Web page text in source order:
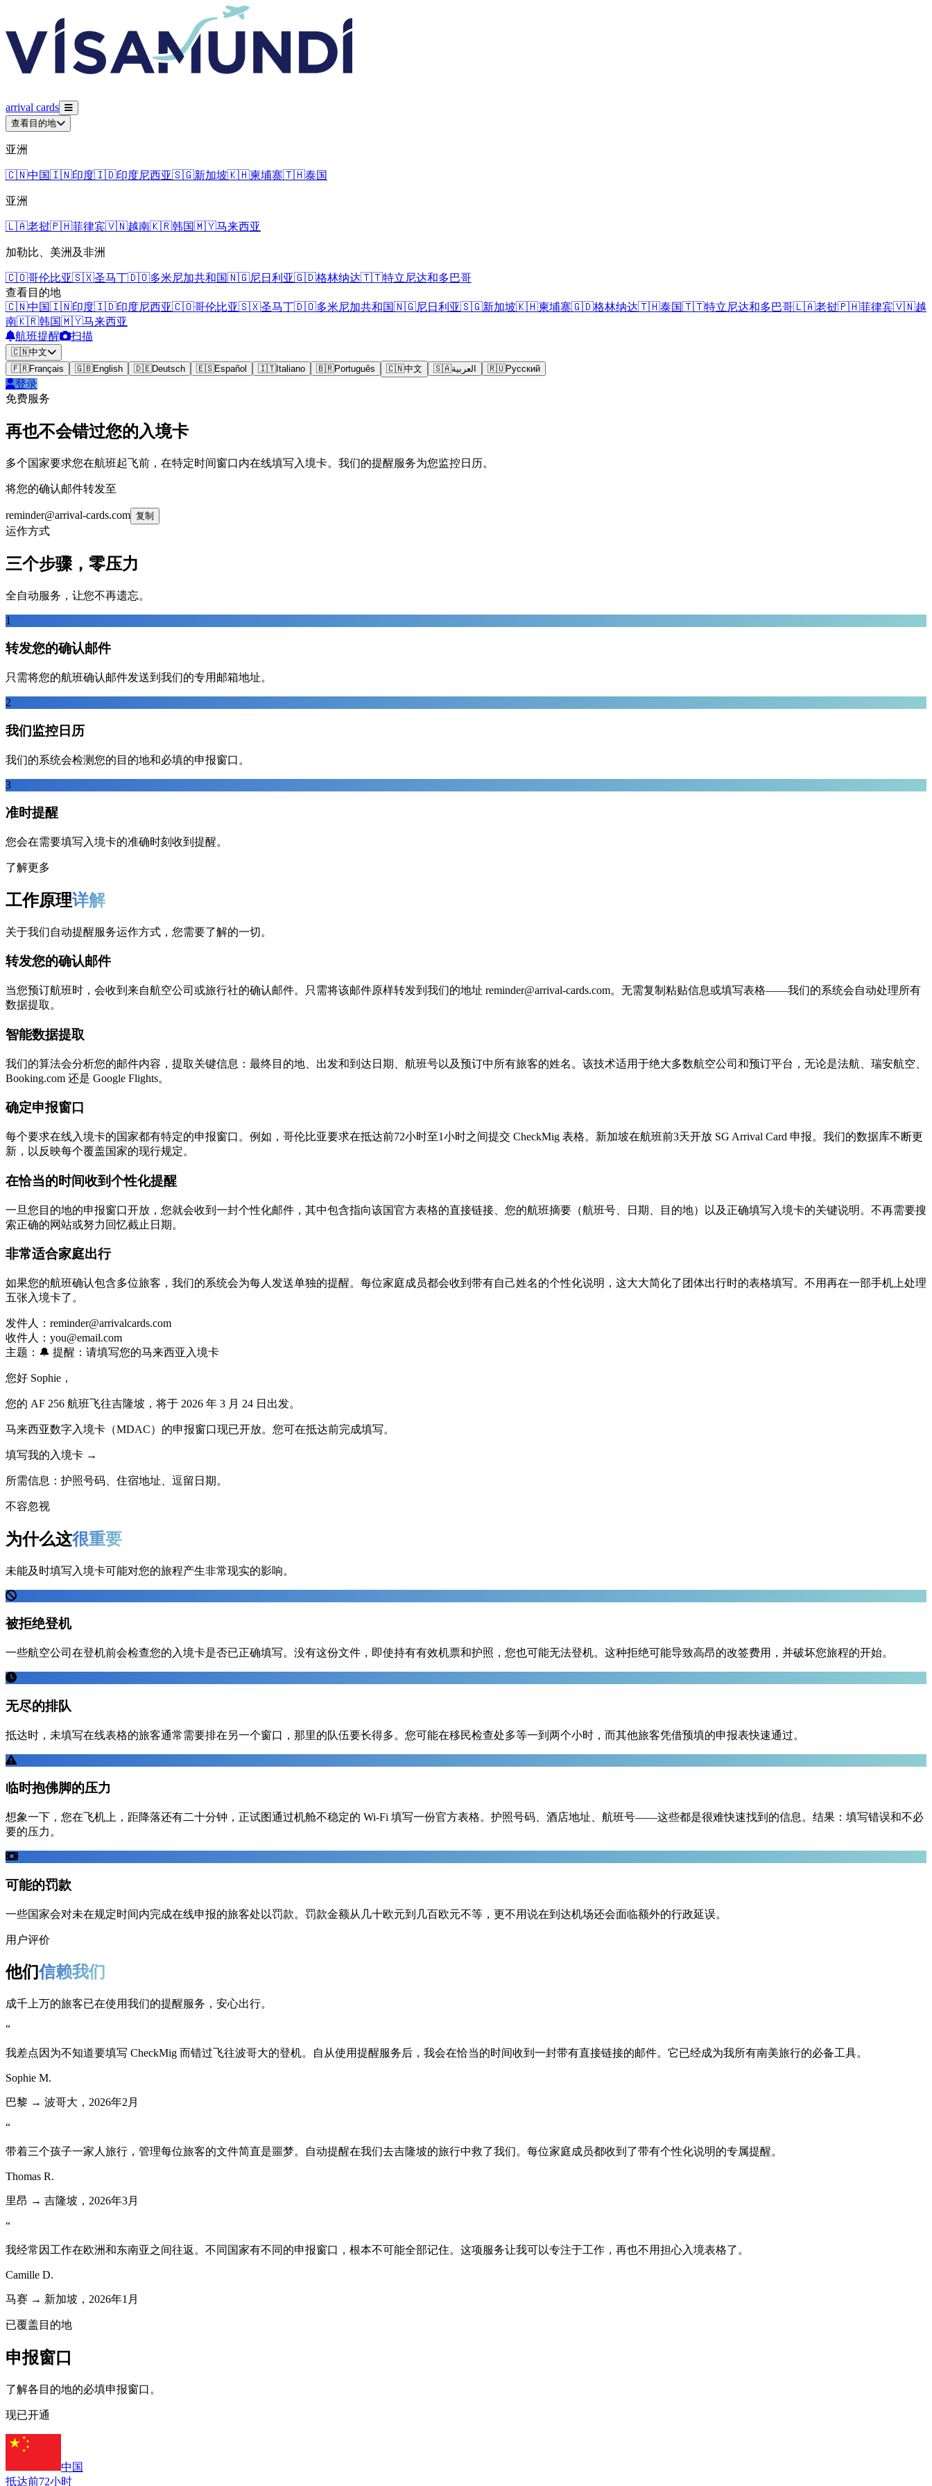
arrival cards
查看目的地
亚洲
🇨🇳中国🇮🇳印度🇮🇩印度尼西亚🇸🇬新加坡🇰🇭柬埔寨🇹🇭泰国
亚洲
🇱🇦老挝🇵🇭菲律宾🇻🇳越南🇰🇷韩国🇲🇾马来西亚
加勒比、美洲及非洲
🇨🇴哥伦比亚🇸🇽圣马丁🇩🇴多米尼加共和国🇳🇬尼日利亚🇬🇩格林纳达🇹🇹特立尼达和多巴哥
查看目的地
🇨🇳中国🇮🇳印度🇮🇩印度尼西亚🇨🇴哥伦比亚🇸🇽圣马丁🇩🇴多米尼加共和国🇳🇬尼日利亚🇸🇬新加坡🇰🇭柬埔寨🇬🇩格林纳达🇹🇭泰国🇹🇹特立尼达和多巴哥🇱🇦老挝🇵🇭菲律宾🇻🇳越
南🇰🇷韩国🇲🇾马来西亚
航班提醒
扫描
🇨🇳中文
🇫🇷Français 🇬🇧English 🇩🇪Deutsch 🇪🇸Español 🇮🇹Italiano 🇧🇷Português 🇨🇳中文 🇸🇦العربية 🇷🇺Русский
登录
免费服务
再也不会错过您的入境卡
多个国家要求您在航班起飞前，在特定时间窗口内在线填写入境卡。我们的提醒服务为您监控日历。
将您的确认邮件转发至
reminder@arrival-cards.com 复制
运作方式
三个步骤，零压力
全自动服务，让您不再遗忘。
1
转发您的确认邮件
只需将您的航班确认邮件发送到我们的专用邮箱地址。
2
我们监控日历
我们的系统会检测您的目的地和必填的申报窗口。
3
准时提醒
您会在需要填写入境卡的准确时刻收到提醒。
了解更多
工作原理详解
关于我们自动提醒服务运作方式，您需要了解的一切。
转发您的确认邮件
当您预订航班时，会收到来自航空公司或旅行社的确认邮件。只需将该邮件原样转发到我们的地址 reminder@arrival-cards.com。无需复制粘贴信息或填写表格——我们的系统会自动处理所有
数据提取。
智能数据提取
我们的算法会分析您的邮件内容，提取关键信息：最终目的地、出发和到达日期、航班号以及预订中所有旅客的姓名。该技术适用于绝大多数航空公司和预订平台，无论是法航、瑞安航空、
Booking.com 还是 Google Flights。
确定申报窗口
每个要求在线入境卡的国家都有特定的申报窗口。例如，哥伦比亚要求在抵达前72小时至1小时之间提交 CheckMig 表格。新加坡在航班前3天开放 SG Arrival Card 申报。我们的数据库不断更
新，以反映每个覆盖国家的现行规定。
在恰当的时间收到个性化提醒
一旦您目的地的申报窗口开放，您就会收到一封个性化邮件，其中包含指向该国官方表格的直接链接、您的航班摘要（航班号、日期、目的地）以及正确填写入境卡的关键说明。不再需要搜
索正确的网站或努力回忆截止日期。
非常适合家庭出行
如果您的航班确认包含多位旅客，我们的系统会为每人发送单独的提醒。每位家庭成员都会收到带有自己姓名的个性化说明，这大大简化了团体出行时的表格填写。不用再在一部手机上处理
五张入境卡了。
发件人： reminder@arrivalcards.com
收件人： you@email.com
主题： 🔔 提醒：请填写您的马来西亚入境卡
您好 Sophie，
您的 AF 256 航班飞往吉隆坡，将于 2026 年 3 月 24 日出发。
马来西亚数字入境卡（MDAC）的申报窗口现已开放。您可在抵达前完成填写。
填写我的入境卡 →
所需信息：护照号码、住宿地址、逗留日期。
不容忽视
为什么这很重要
未能及时填写入境卡可能对您的旅程产生非常现实的影响。
被拒绝登机
一些航空公司在登机前会检查您的入境卡是否已正确填写。没有这份文件，即使持有有效机票和护照，您也可能无法登机。这种拒绝可能导致高昂的改签费用，并破坏您旅程的开始。
无尽的排队
抵达时，未填写在线表格的旅客通常需要排在另一个窗口，那里的队伍要长得多。您可能在移民检查处多等一到两个小时，而其他旅客凭借预填的申报表快速通过。
临时抱佛脚的压力
想象一下，您在飞机上，距降落还有二十分钟，正试图通过机舱不稳定的 Wi-Fi 填写一份官方表格。护照号码、酒店地址、航班号——这些都是很难快速找到的信息。结果：填写错误和不必
要的压力。
可能的罚款
一些国家会对未在规定时间内完成在线申报的旅客处以罚款。罚款金额从几十欧元到几百欧元不等，更不用说在到达机场还会面临额外的行政延误。
用户评价
他们信赖我们
成千上万的旅客已在使用我们的提醒服务，安心出行。
“
我差点因为不知道要填写 CheckMig 而错过飞往波哥大的登机。自从使用提醒服务后，我会在恰当的时间收到一封带有直接链接的邮件。它已经成为我所有南美旅行的必备工具。
Sophie M.
巴黎 → 波哥大，2026年2月
“
带着三个孩子一家人旅行，管理每位旅客的文件简直是噩梦。自动提醒在我们去吉隆坡的旅行中救了我们。每位家庭成员都收到了带有个性化说明的专属提醒。
Thomas R.
里昂 → 吉隆坡，2026年3月
“
我经常因工作在欧洲和东南亚之间往返。不同国家有不同的申报窗口，根本不可能全部记住。这项服务让我可以专注于工作，再也不用担心入境表格了。
Camille D.
马赛 → 新加坡，2026年1月
已覆盖目的地
申报窗口
了解各目的地的必填申报窗口。
现已开通
中国
抵达前72小时